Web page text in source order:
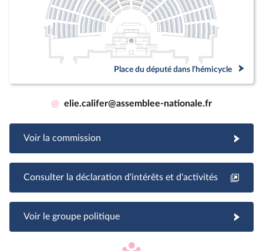
Place du député dans l'hémicycle
@ elie.califer@assemblee-nationale.fr
Voir la commission
Consulter la déclaration d'intérêts et d'activités
Voir le groupe politique